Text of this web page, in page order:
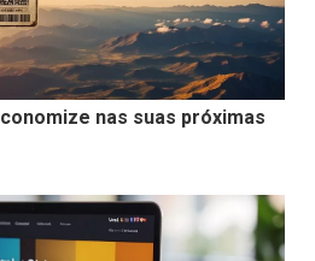
nas suas próximas